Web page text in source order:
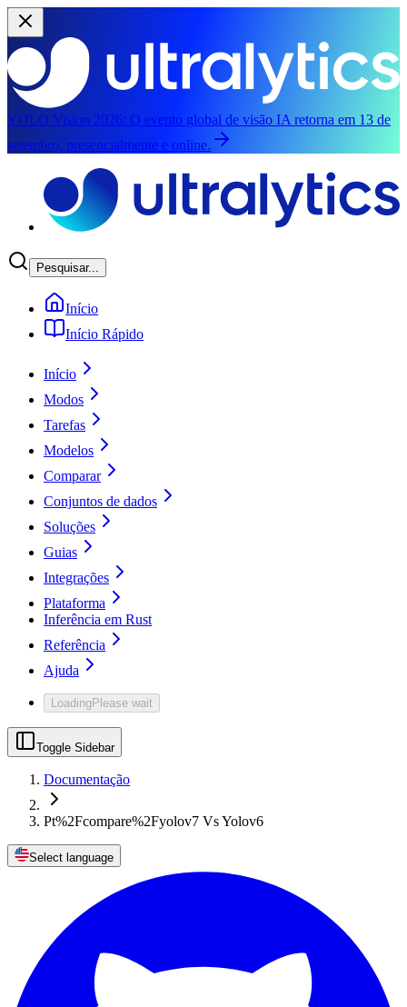
YOLO Vision 2026: O evento global de visão IA retorna em 13 de
setembro, presencialmente e online.
Pesquisar...
Início
Início Rápido
Início
Modos
Tarefas
Modelos
Comparar
Conjuntos de dados
Soluções
Guias
Integrações
Plataforma
Inferência em Rust
Referência
Ajuda
LoadingPlease wait
Toggle Sidebar
Documentação
Pt%2Fcompare%2Fyolov7 Vs Yolov6
Select language